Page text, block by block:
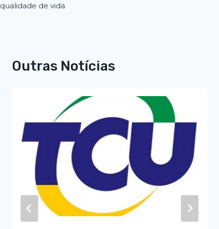
qualidade de vida
Outras Notícias